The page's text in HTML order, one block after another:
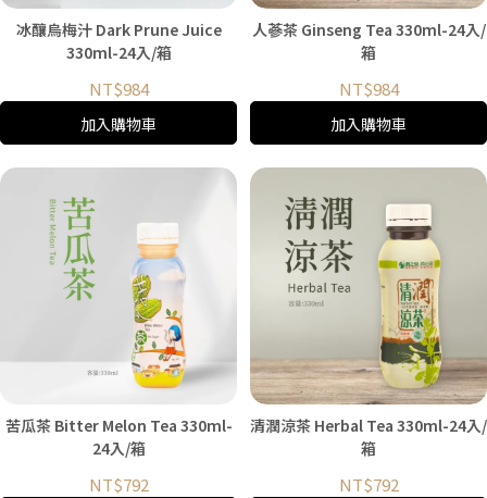
冰釀烏梅汁 Dark Prune Juice
330ml-24入/箱
NT$984
加入購物車
人蔘茶 Ginseng Tea 330ml-24入/
箱
NT$984
加入購物車
苦瓜茶 Bitter Melon Tea 330ml-
24入/箱
NT$792
清潤涼茶 Herbal Tea 330ml-24入/
箱
NT$792